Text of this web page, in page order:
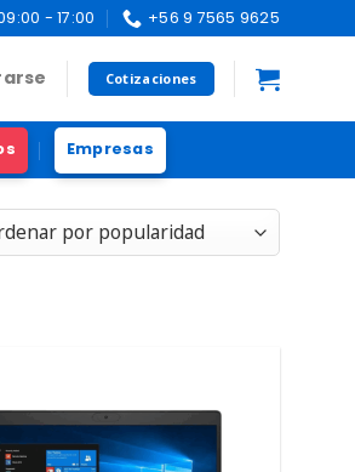
- 17:00 +56 9 7565 9625
Cotizaciones
Empresas